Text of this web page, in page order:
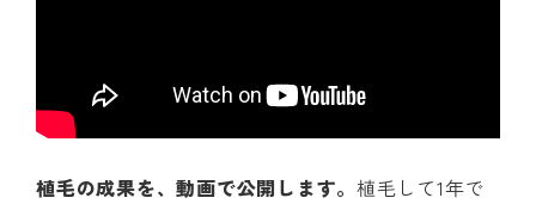
植毛の成果を、動画で公開します。 植毛して1年で